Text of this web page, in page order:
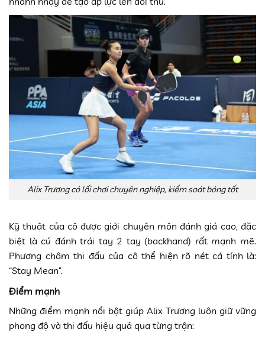
Alix Trương có lối chơi chuyên nghiệp, kiểm soát bóng tốt
Kỹ thuật của cô được giới chuyên môn đánh giá cao, đặc
biệt là cú đánh trái tay 2 tay (backhand) rất mạnh mẽ.
Phương châm thi đấu của cô thể hiện rõ nét cá tính là:
“Stay Mean”.
Điểm mạnh
Những điểm mạnh nổi bật giúp Alix Trương luôn giữ vững
phong độ và thi đấu hiệu quả qua từng trận: